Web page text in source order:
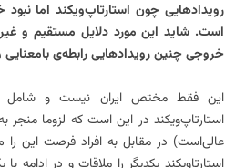
رویدادهایی چون استارتاپ‌ویکند اما
است. شاید این مورد دلایل مستقیم و
خروجی چنین رویدادهایی رابطه‌ی
این فقط مختص ایران نیست و شامل
استارتاپ‌ویکند در این است که لزوما
عالی‌است) در مقابل به افراد فرصت این را